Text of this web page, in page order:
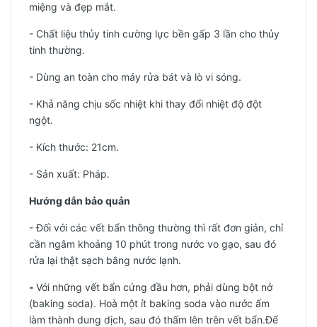
miệng và đẹp mắt.
- Chất liệu thủy tinh cường lực bền gấp 3 lần cho thủy
tinh thường.
- Dùng an toàn cho máy rửa bát và lò vi sóng.
- Khả năng chịu sốc nhiệt khi thay đổi nhiệt độ đột
ngột.
- Kích thước: 21cm.
- Sản xuất: Pháp.
Hướng dẫn bảo quản
- Đối với các vết bẩn thông thường thì rất đơn giản, chỉ
cần ngâm khoảng 10 phút trong nước vo gạo, sau đó
rửa lại thật sạch bằng nước lạnh.
- Với những vết bẩn cứng đầu hơn, phải dùng bột nở
(baking soda). Hoà một ít baking soda vào nước ấm
làm thành dung dịch, sau đó thấm lên trên vết bẩn.Để